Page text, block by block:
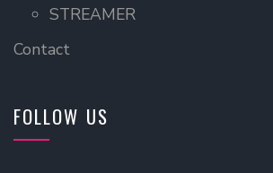
STREAMER
Contact
FOLLOW US